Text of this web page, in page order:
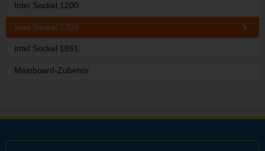
Intel Sockel 1200
Intel Sockel 1700
Intel Sockel 1851
Mainboard-Zubehör